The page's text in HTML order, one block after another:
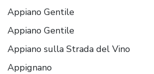
Appiano Gentile
Appiano Gentile
Appiano sulla Strada del Vino
Appignano